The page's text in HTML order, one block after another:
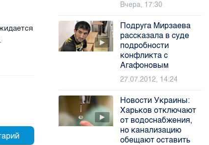
Вчера, 17:30
Подруга Мирзаева
рассказала в суде
подробности
конфликта с
Агафоновым
27.07.2012, 14:24
Новости Украины:
Харьков отключают
от водоснабжения,
но канализацию
обещают оставить